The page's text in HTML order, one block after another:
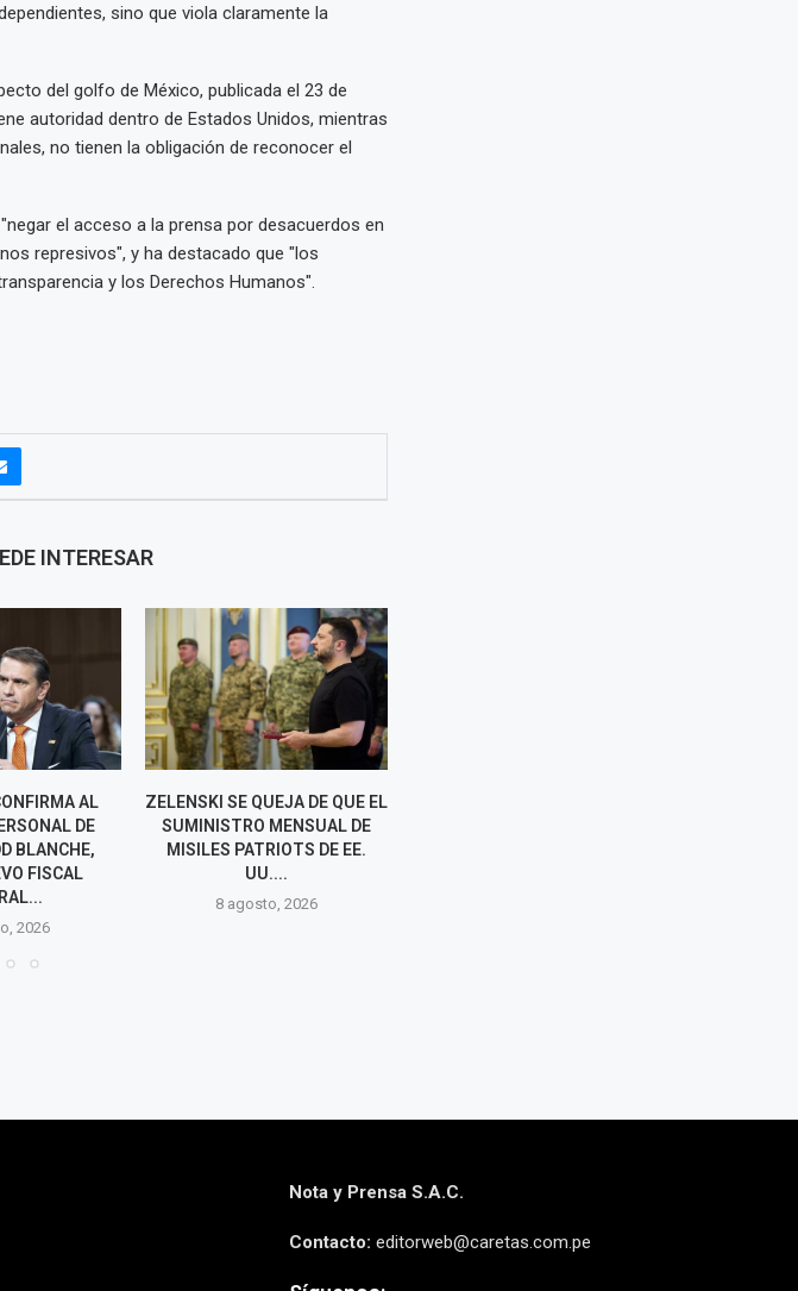
sino que viola claramente la
del golfo de México, publicada el 23 de
autoridad dentro de Estados Unidos, mientras
no tienen la obligación de reconocer el
el acceso a la prensa por desacuerdos en
represivos", y ha destacado que "los
y los Derechos Humanos".
INTERESAR
AL
DE
BLANCHE,
FISCAL
2026
ZELENSKI SE QUEJA DE QUE EL
SUMINISTRO MENSUAL DE
MISILES PATRIOTS DE EE.
UU....
8 agosto, 2026
Nota y Prensa S.A.C.
Contacto: editorweb@caretas.com.pe